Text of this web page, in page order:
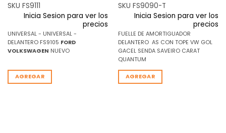
SKU FS9111
Inicia Sesion para ver los
precios
UNIVERSAL - UNIVERSAL -
DELANTERO FS9105 FORD
VOLKSWAGEN NUEVO
AGREGAR
SKU FS9090-T
Inicia Sesion para ver los
precios
FUELLE DE AMORTIGUADOR
DELANTERO AS CON TOPE VW GOL
GACEL SENDA SAVEIRO CARAT
QUANTUM
AGREGAR